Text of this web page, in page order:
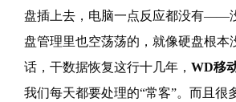
盘插上去，电脑一点反应都没有——
盘管理里也空荡荡的，就像硬盘根本
话，干数据恢复这行十几年， WD移
我们每天都要处理的“常客”。而且很